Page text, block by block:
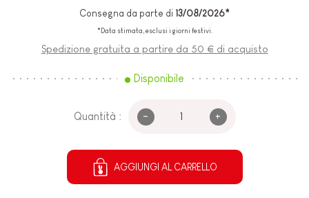
Consegna da parte di 13/08/2026*
*Data stimata, esclusi i giorni festivi.
Spedizione gratuita a partire da 50 € di acquisto
Disponibile
Quantità : - +
AGGIUNGI AL CARRELLO